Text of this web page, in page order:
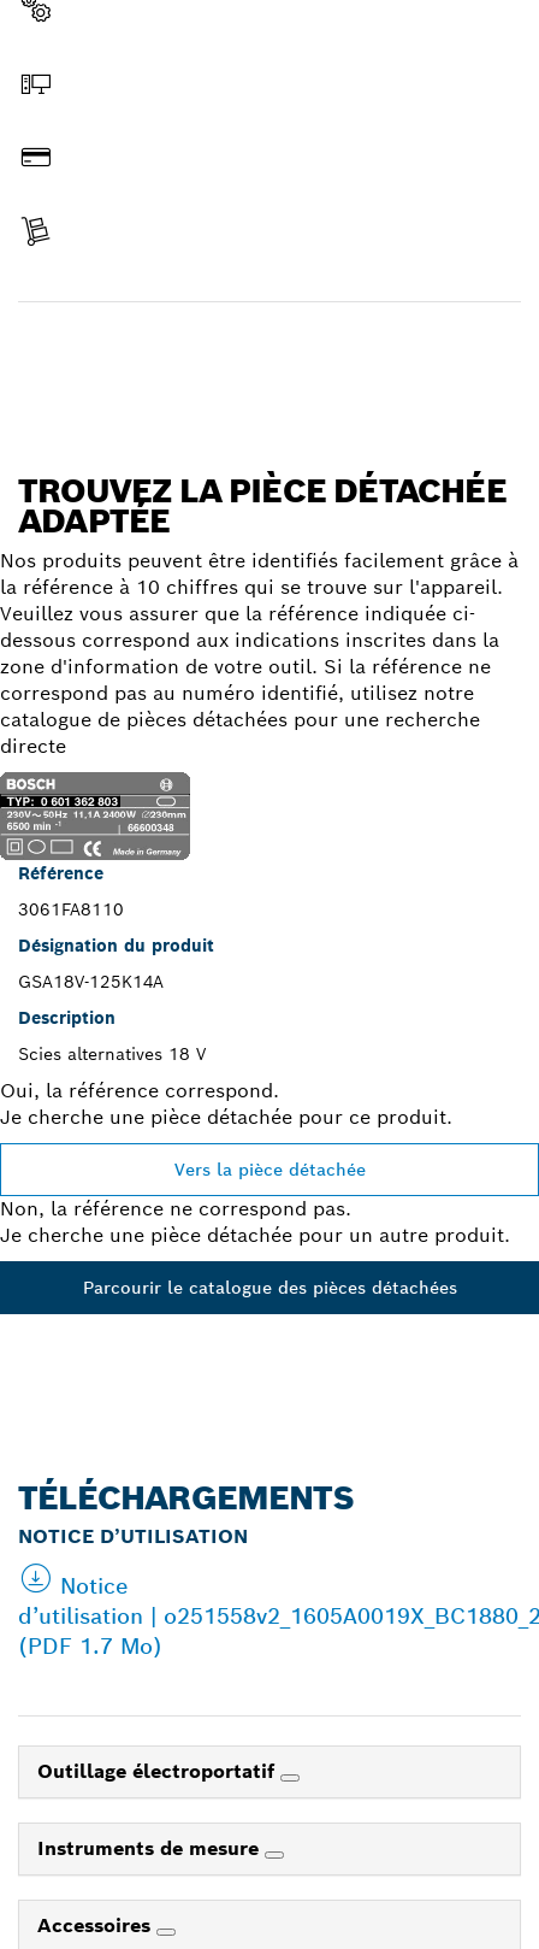
TROUVEZ LA PIÈCE DÉTACHÉE
ADAPTÉE
Nos produits peuvent être identifiés facilement grâce à
la référence à 10 chiffres qui se trouve sur l'appareil.
Veuillez vous assurer que la référence indiquée ci-
dessous correspond aux indications inscrites dans la
zone d'information de votre outil. Si la référence ne
correspond pas au numéro identifié, utilisez notre
catalogue de pièces détachées pour une recherche
directe
Référence
3061FA8110
Désignation du produit
GSA18V-125K14A
Description
Scies alternatives 18 V
Oui, la référence correspond.
Je cherche une pièce détachée pour ce produit.
Vers la pièce détachée
Non, la référence ne correspond pas.
Je cherche une pièce détachée pour un autre produit.
Parcourir le catalogue des pièces détachées
TÉLÉCHARGEMENTS
NOTICE D’UTILISATION
Notice
d’utilisation |
(PDF 1.7 Mo)
Outillage électroportatif
Instruments de mesure
Accessoires